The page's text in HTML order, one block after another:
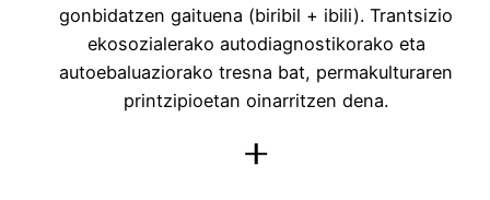
gonbidatzen gaituena (biribil + ibili). Trantsizio
ekosozialerako autodiagnostikorako eta
autoebaluaziorako tresna bat, permakulturaren
printzipioetan oinarritzen dena.
+